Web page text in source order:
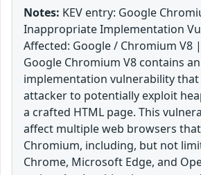
Notes: KEV entry: Google
Inappropriate Implementation
Affected: Google / Chromium V8
Google Chromium V8 contains
implementation vulnerability
attacker to potentially exploit
a crafted HTML page. This
affect multiple web browsers
Chromium, including, but not
Chrome, Microsoft Edge, and